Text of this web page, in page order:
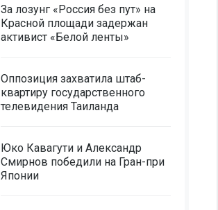
За лозунг «Россия без пут» на
Красной площади задержан
активист «Белой ленты»
Оппозиция захватила штаб-
квартиру государственного
телевидения Таиланда
Юко Кавагути и Александр
Смирнов победили на Гран-при
Японии